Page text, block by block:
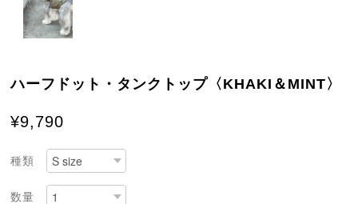
ハーフドット・タンクトップ〈KHAKI＆MINT〉
¥9,790
種類
数量